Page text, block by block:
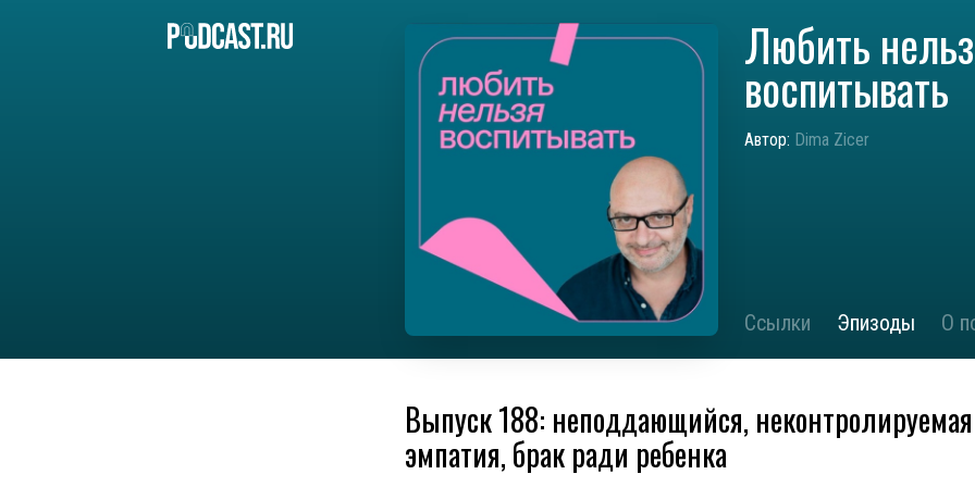
Любить
воспитывать
Автор: Dima Zicer
Ссылки Эпизоды О
Выпуск 188: неподдающийся, неконтролируемая
эмпатия, брак ради ребенка